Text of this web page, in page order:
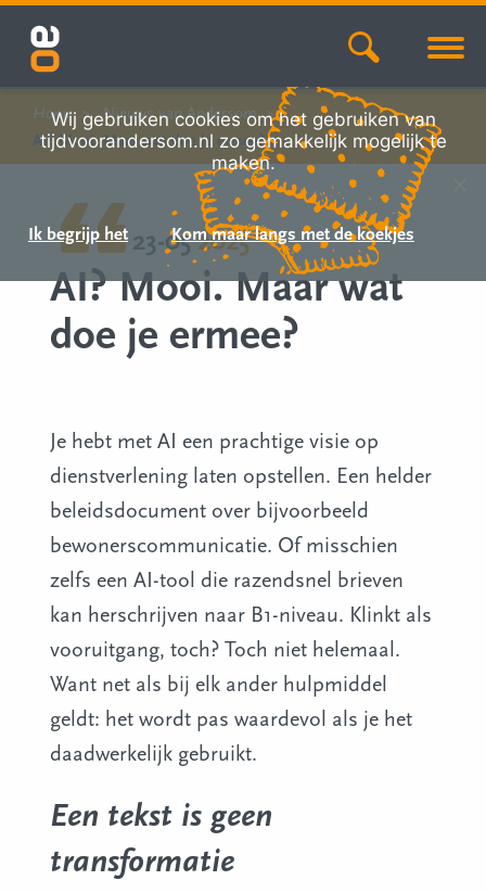
Home
Nieuws van Andersom
AI? Mooi. Maar wat doe je ermee?
23-052025
AI? Mooi. Maar wat
doe je ermee?
Je hebt met AI een prachtige visie op
dienstverlening laten opstellen. Een helder
beleidsdocument over bijvoorbeeld
bewonerscommunicatie. Of misschien
zelfs een AI-tool die razendsnel brieven
kan herschrijven naar B1-niveau. Klinkt als
vooruitgang, toch? Toch niet helemaal.
Want net als bij elk ander hulpmiddel
geldt: het wordt pas waardevol als je het
daadwerkelijk gebruikt.
Een tekst is geen
transformatie
Wij gebruiken cookies om het gebruiken van
tijdvoorandersom.nl zo gemakkelijk mogelijk te
maken.
Ik begrijp het Kom maar langs met de koekjes